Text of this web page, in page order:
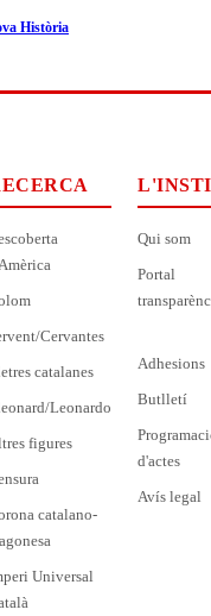
Història
Cervantes
catalanes
Leonardo
figures
catalano-
Universal
Qui som
Portal
Adhesions
Butlletí
d'actes
Avís legal